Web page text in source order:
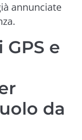
annunciate
e
da